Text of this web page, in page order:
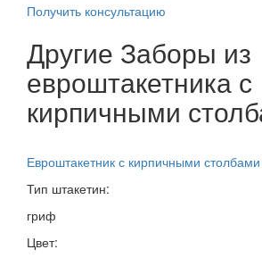
Получить консультацию
Другие Заборы из
евроштакетника с
кирпичными
Евроштакетник с кирпичными столбами
Тип штакетин:
гриф
Цвет: